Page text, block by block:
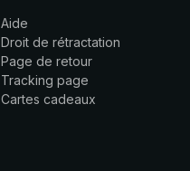
Aide
Droit de rétractation
Page de retour
Tracking page
Cartes cadeaux